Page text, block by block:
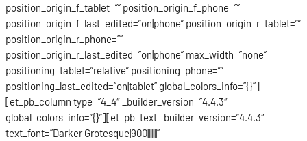
position_origin_f_tablet=”” position_origin_f_phone=””
position_origin_f_last_edited=”on|phone” position_origin_r_tablet=””
position_origin_r_phone=””
position_origin_r_last_edited=”on|phone” max_width=”none”
positioning_tablet=”relative” positioning_phone=””
positioning_last_edited=”on|tablet” global_colors_info=”{}”]
[et_pb_column type=”4_4″ _builder_version=”4.4.3″
global_colors_info=”{}”][et_pb_text _builder_version=”4.4.3″
text_font=”Darker Grotesque|900|||||||”